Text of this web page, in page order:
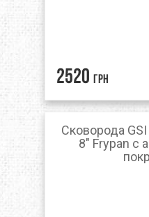
2520 грн
Сковорода
8" Frypan с